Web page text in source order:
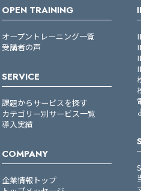
OPEN TRAINING
オープントレーニング一覧
受講者の声
SERVICE
課題からサービスを探す
カテゴリー別サービス一覧
導入実績
COMPANY
企業情報トップ